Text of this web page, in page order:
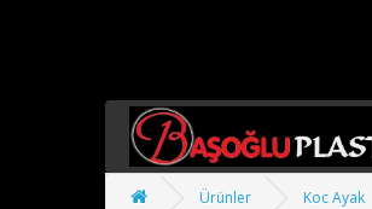
Ürünler Koc Ayak